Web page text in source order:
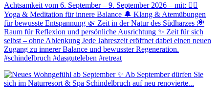
Achtsamkeit vom 6. September – 9. September 2026 – mit: 🧘‍♀️
Yoga & Meditation für innere Balance 🔔 Klang & Atemübungen
für bewusste Entspannung 🌿 Zeit in der Natur des Südharzes 💭
Raum für Reflexion und persönliche Ausrichtung ✨ Zeit für sich
selbst – ohne Ablenkung Jede Jahreszeit eröffnet dabei einen neuen
Zugang zu innerer Balance und bewusster Regeneration.
#schindelbruch #dasguteleben #retreat